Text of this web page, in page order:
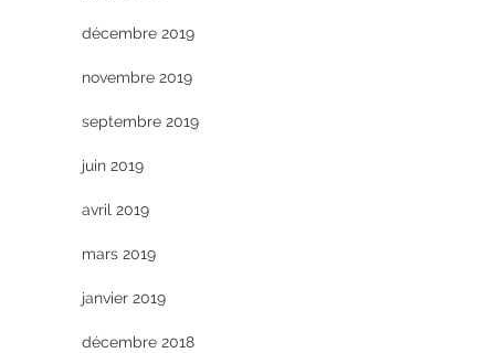
décembre 2019
novembre 2019
septembre 2019
juin 2019
avril 2019
mars 2019
janvier 2019
décembre 2018